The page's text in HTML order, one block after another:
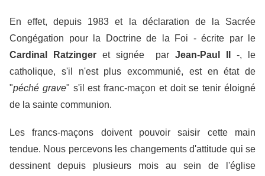
En effet, depuis 1983 et la déclaration de la Sacrée
Congégation pour la Doctrine de la Foi - écrite par le
Cardinal Ratzingeret signée parJean-Paul II
-, le
catholique, s'il n'est plus excommunié, est en état de
"péché grave" s'il est franc-maçon et doit se tenir éloigné
de la sainte communion.
Les francs-maçons doivent pouvoir saisir cette main
tendue. Nous percevons les changements d'attitude qui se
dessinent depuis plusieurs mois au sein de l'église